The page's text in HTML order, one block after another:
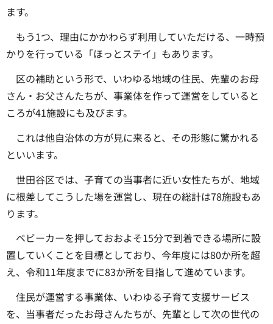
ます。
もう1つ、理由にかかわらず利用していただける、一時預
かりを行っている「ほっとステイ」もあります。
区の補助という形で、いわゆる地域の住民、先輩のお母
さん・お父さんたちが、事業体を作って運営をしていると
ころが41施設にも及びます。
これは他自治体の方が見に来ると、その形態に驚かれる
といいます。
世田谷区では、子育ての当事者に近い女性たちが、地域
に根差してこうした場を運営し、現在の総計は78施設もあ
ります。
ベビーカーを押しておおよそ15分で到着できる場所に設
置していくことを目標としており、今年度には80か所を超
え、令和11年度までに83か所を目指して進めています。
住民が運営する事業体、いわゆる子育て支援サービス
を、当事者だったお母さんたちが、先輩として次の世代の